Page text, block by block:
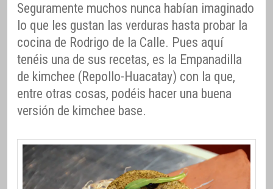
Seguramente muchos nunca habían imaginado
lo que les gustan las verduras hasta probar la
cocina de Rodrigo de la Calle. Pues aquí
tenéis una de sus recetas, es la Empanadilla
de kimchee (Repollo-Huacatay) con la que,
entre otras cosas, podéis hacer una buena
versión de kimchee base.